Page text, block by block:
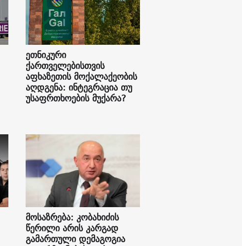
ეთნიკური
ქართველებისთვის
აფხაზეთის მოქალაქეობის
აღდგენა: ინტეგრაცია თუ
უსაფრთხოების მუქარა?
მოსაზრება: კობახიძის
წერილი არის კარგად
გამართული დემაგოგია